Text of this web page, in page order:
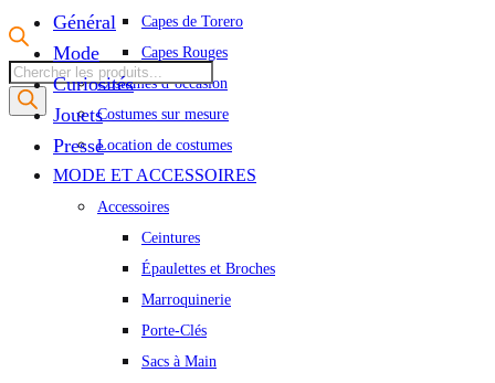
Capes de Torero
Capes Rouges
Costumes d’occasion
Costumes sur mesure
Location de costumes
MODE ET ACCESSOIRES
Accessoires
Ceintures
Épaulettes et Broches
Marroquinerie
Porte-Clés
Sacs à Main
Recherche
de
Général
Mode
Curiosités
Jouets
Presse